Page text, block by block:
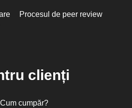
Procesul de peer review
clienți
Cum cumpăr?